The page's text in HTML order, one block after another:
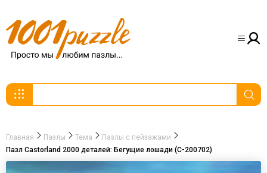
Главная Пазлы Тема
Пазлы с пейзажами
Пазл Castorland 2000 деталей: Бегущие лошади (C-200702)